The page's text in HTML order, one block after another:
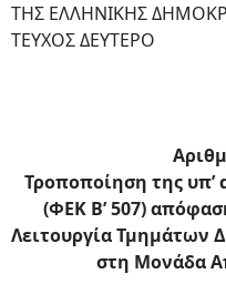
ΤΗΣ ΕΛΛΗΝΙΚΗΣ
ΤΕΥΧΟΣ ΔΕΥΤΕΡΟ
Τροποποίηση της υπ’
(ΦΕΚ B’ 507)
Λειτουργία Τμημάτων
στη Μονάδα